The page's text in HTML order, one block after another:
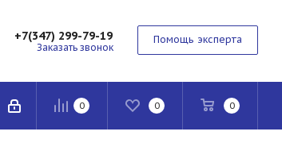
+7(347) 299-79-19
Заказать звонок
Помощь эксперта
0 0 0